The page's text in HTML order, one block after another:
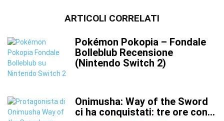
ARTICOLI CORRELATI
Pokémon Pokopia – Fondale
Bolleblub Recensione
(Nintendo Switch 2)
Onimusha: Way of the Sword
ci ha conquistati: tre ore con...